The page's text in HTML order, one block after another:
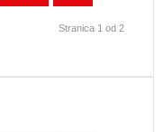
Stranica 1 od 2